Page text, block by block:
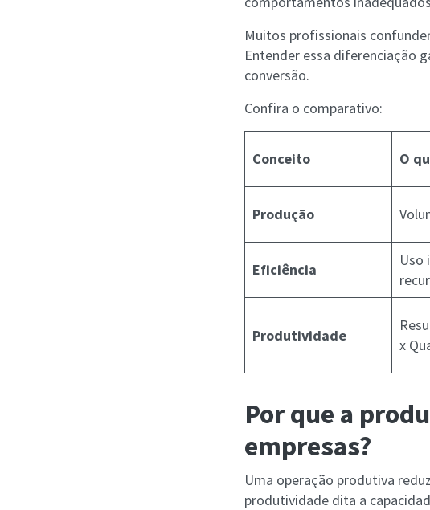
Muitos profissionais
Entender essa diferenciação
conversão.
Confira o comparativo:
Conceito O
Produção
Eficiência
Uso
Produtividade
x
Por que a
empresas?
Uma operação produtiva
produtividade dita a